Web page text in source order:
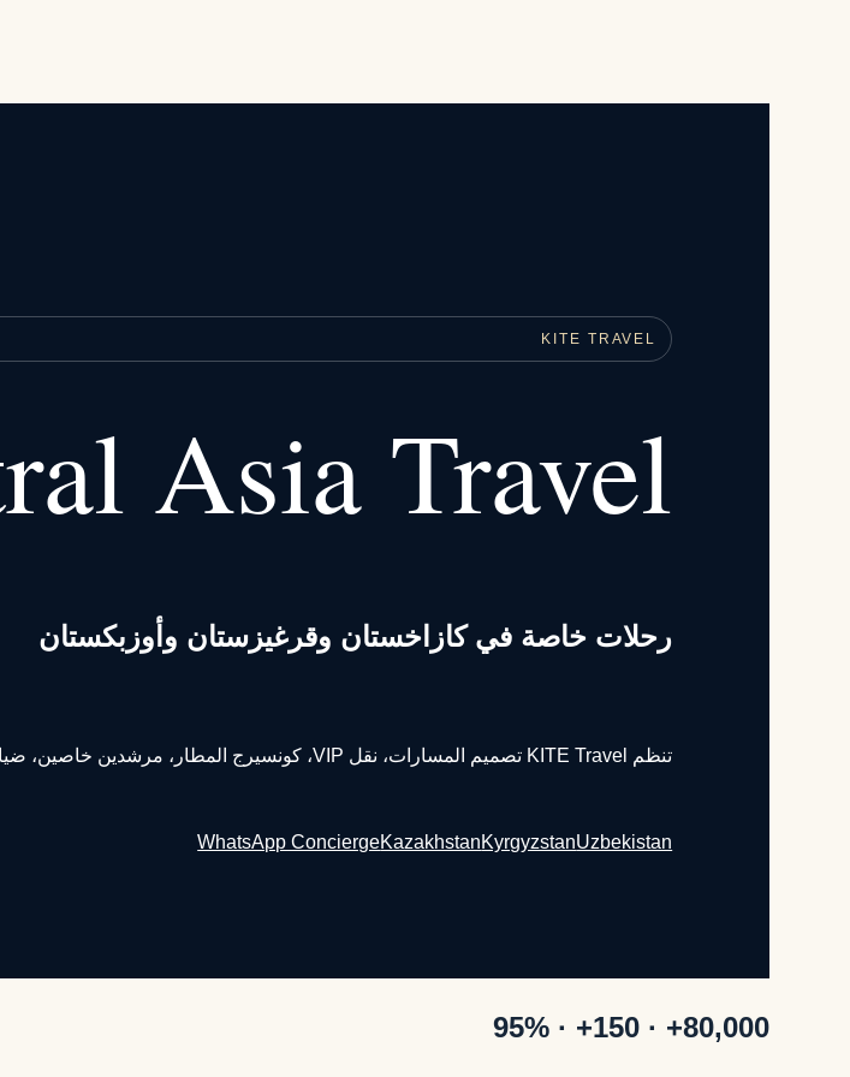
KITE TRAVEL
Asia Travel
رحلات خاصة في كازاخستان وقرغيزستان وأوزبكستان
تنظم KITE Travel تصميم المسارات، نقل VIP، كونسيرج المطار، مرشدين خاصين، ضيافة فاخرة، لوجستيات بين الدول ومشاريع MICE.
WhatsApp ConciergeKazakhstanKyrgyzstanUzbekistan
80,000+ · 150+ · 95%